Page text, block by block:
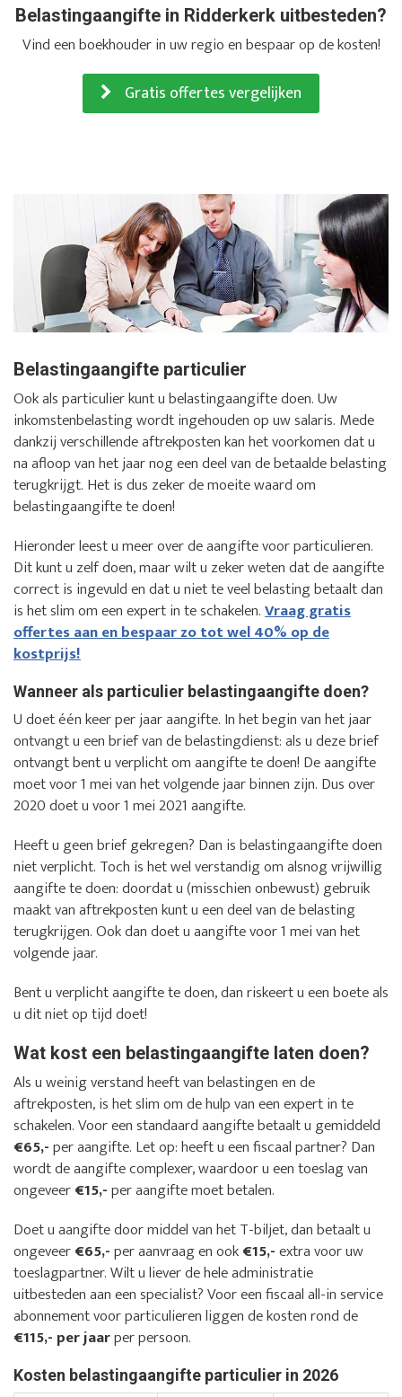
Belastingaangifte in Ridderkerk uitbesteden?
Vind een boekhouder in uw regio en bespaar op de kosten!
Gratis offertes vergelijken
Belastingaangifte particulier
Ook als particulier kunt u belastingaangifte doen. Uw
inkomstenbelasting wordt ingehouden op uw salaris. Mede
dankzij verschillende aftrekposten kan het voorkomen dat u
na afloop van het jaar nog een deel van de betaalde belasting
terugkrijgt. Het is dus zeker de moeite waard om
belastingaangifte te doen!
Hieronder leest u meer over de aangifte voor particulieren.
Dit kunt u zelf doen, maar wilt u zeker weten dat de aangifte
correct is ingevuld en dat u niet te veel belasting betaalt dan
is het slim om een expert in te schakelen.Vraag gratis
offertes aan en bespaar zo tot wel 40% op de
kostprijs!
Wanneer als particulier belastingaangifte doen?
U doet één keer per jaar aangifte. In het begin van het jaar
ontvangt u een brief van de belastingdienst: als u deze brief
ontvangt bent u verplicht om aangifte te doen! De aangifte
moet voor 1 mei van het volgende jaar binnen zijn. Dus over
2020 doet u voor 1 mei 2021 aangifte.
Heeft u geen brief gekregen? Dan is belastingaangifte doen
niet verplicht. Toch is het wel verstandig om alsnog vrijwillig
aangifte te doen: doordat u (misschien onbewust) gebruik
maakt van aftrekposten kunt u een deel van de belasting
terugkrijgen. Ook dan doet u aangifte voor 1 mei van het
volgende jaar.
Bent u verplicht aangifte te doen, dan riskeert u een boete als
u dit niet op tijd doet!
Wat kost een belastingaangifte laten doen?
Als u weinig verstand heeft van belastingen en de
aftrekposten, is het slim om de hulp van een expert in te
schakelen. Voor een standaard aangifte betaalt u gemiddeld
€65,-per aangifte. Let op: heeft u een fiscaal partner? Dan
wordt de aangifte complexer, waardoor u een toeslag van
ongeveer€15,-per aangifte moet betalen.
Doet u aangifte door middel van het T-biljet, dan betaalt u
ongeveer€65,-per aanvraag en ook€15,-extra voor uw
toeslagpartner. Wilt u liever de hele administratie
uitbesteden aan een specialist? Voor een fiscaal all-in service
abonnement voor particulieren liggen de kosten rond de
€115,- per jaarper persoon.
Kosten belastingaangifte particulier in 2026